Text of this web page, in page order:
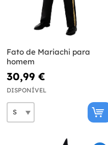
Fato de Mariachi para
homem
30,99 €
DISPONÍVEL